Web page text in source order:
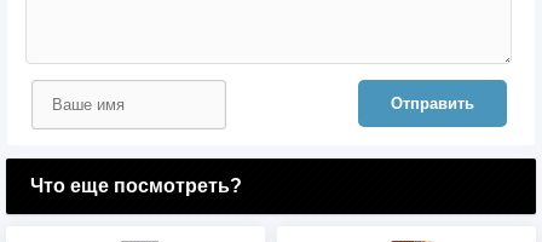
Отправить
Что еще посмотреть?